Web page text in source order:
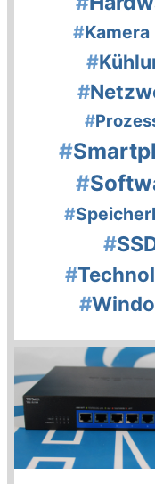
#Kamera
#
#
#
#
#
#
#
#
#